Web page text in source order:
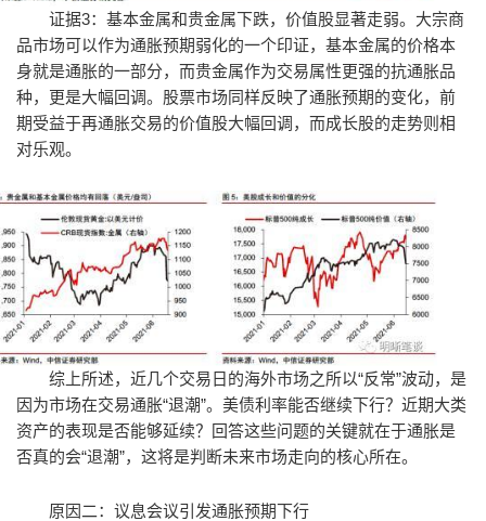
证据3：基本金属和贵金属下跌，价值股显著走弱。大宗商
品市场可以作为通胀预期弱化的一个印证，基本金属的价格本
身就是通胀的一部分，而贵金属作为交易属性更强的抗通胀品
种，更是大幅回调。股票市场同样反映了通胀预期的变化，前
期受益于再通胀交易的价值股大幅回调，而成长股的走势则相
对乐观。
综上所述，近几个交易日的海外市场之所以“反常”波动，是
因为市场在交易通胀“退潮”。美债利率能否继续下行？近期大类
资产的表现是否能够延续？回答这些问题的关键就在于通胀是
否真的会“退潮”，这将是判断未来市场走向的核心所在。
原因二：议息会议引发通胀预期下行